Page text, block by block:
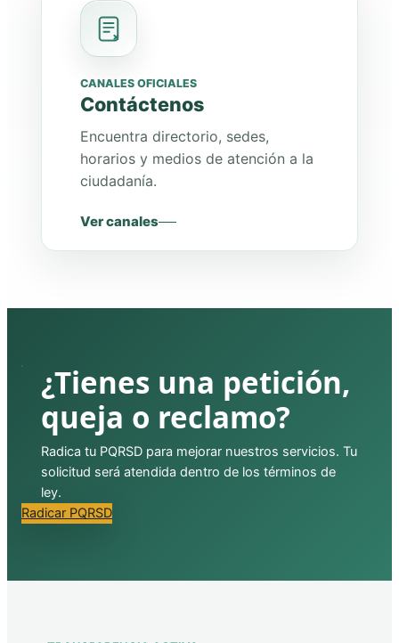
CANALES OFICIALES
Contáctenos
Encuentra directorio, sedes,
horarios y medios de atención a la
ciudadanía.
Ver canales
¿Tienes una petición,
queja o reclamo?
Radica tu PQRSD para mejorar nuestros servicios. Tu
solicitud será atendida dentro de los términos de
ley.
Radicar PQRSD